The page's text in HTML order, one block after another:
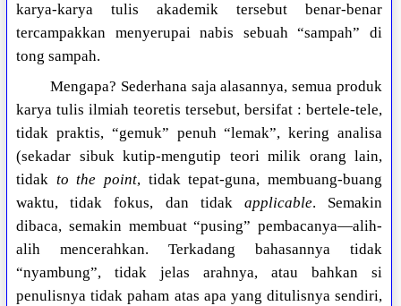
karya-karya tulis akademik tersebut benar-benar
tercampakkan menyerupai nabis sebuah “sampah” di
tong sampah.
Mengapa? Sederhana saja alasannya, semua produk
karya tulis ilmiah teoretis tersebut, bersifat : bertele-tele,
tidak praktis, “gemuk” penuh “lemak”, kering analisa
(sekadar sibuk kutip-mengutip teori milik orang lain,
tidak to the point, tidak tepat-guna, membuang-buang
waktu, tidak fokus, dan tidak applicable. Semakin
dibaca, semakin membuat “pusing” pembacanya—alih-
alih mencerahkan. Terkadang bahasannya tidak
“nyambung”, tidak jelas arahnya, atau bahkan si
penulisnya tidak paham atas apa yang ditulisnya sendiri,